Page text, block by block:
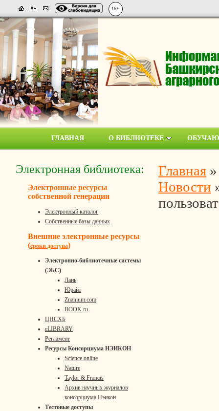
16+
ГЛАВНАЯ О БИБЛИОТЕКЕ
Электронная библиотека:
Электронные ресурсы
собственной генерации
Электронный каталог
Собственные базы данных
Внешние электронные ресурсы
(сроки доступа)
Электронно-библиотечные системы
(ЭБС)
Лань
Юрайт
Znanium.com
BOOK.ru
ЦНСХБ
eLIBRARY
Регламент
Ресурсы Консорциума НЭИКОН
Science online
Nature
Taylor & Francis
Архив научных журналов
консорциума Нэикон
Тестовые доступы
Главная
Новости